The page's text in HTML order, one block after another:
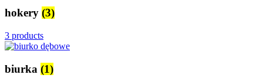
hokery (3)
3 products
biurka (1)